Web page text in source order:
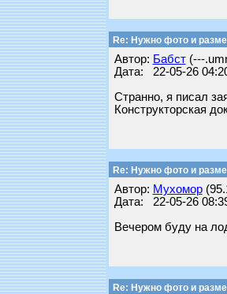
Re: Нужно фото и
Автор: Бабст(---
Дата: 22-05-26
Странно, я писал
Конструкторская
Re: Нужно фото и
Автор: Мухомор
Дата: 22-05-26
Вечером буду на
Re: Нужно фото и